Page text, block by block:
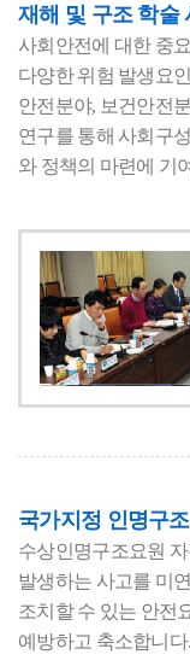
재해 및 구조 학술
사회안전에 대한 중
다양한 위험 발생요
안전분야, 보건안전
연구를 통해 사회구
와 정책의 마련에 기
국가지정 인명구
수상인명구조요원
발생하는 사고를 미
조치할 수 있는 안전
예방하고 축소합니다.